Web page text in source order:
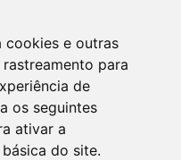
cookies e outras
para
de
os seguintes
ativar a
do site.